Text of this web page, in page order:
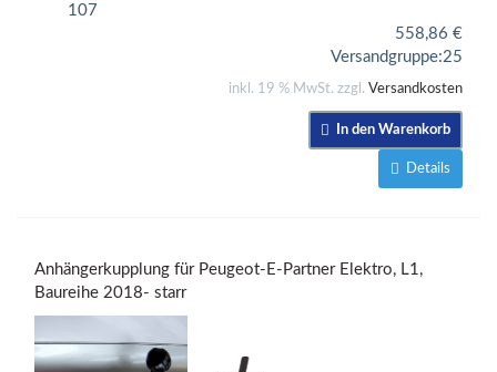
107
558,86 €
Versandgruppe:25
inkl. 19 % MwSt. zzgl. Versandkosten
In den Warenkorb
Details
Anhängerkupplung für Peugeot-E-Partner Elektro, L1,
Baureihe 2018- starr